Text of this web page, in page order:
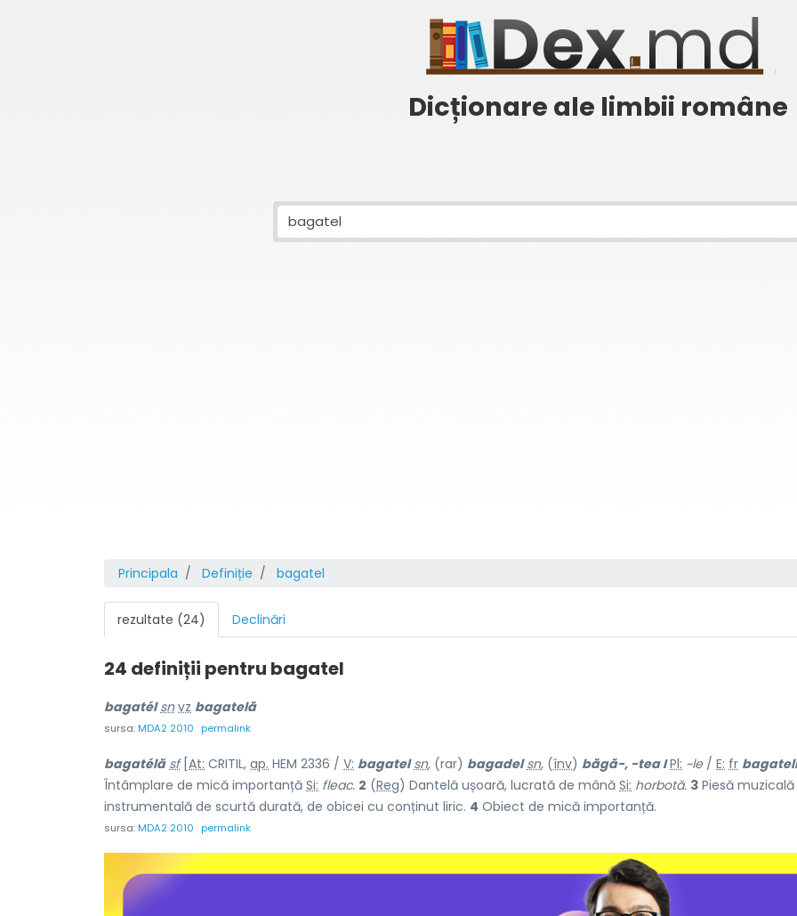
Dicționare ale limbii române
Principala Definiție bagatel
rezultate (24) Declinări
24 definiții pentru bagatel
bagatél sn vz bagatelă
sursa:MDA2 2010 permalink
bagatélă sf[ At: CRITIL, ap. HEM 2336 / V: bagatel sn, (rar) bagadel sn, (înv) băgă-, -tea I Pl: ~le/ E: fr
Întâmplare de mică importanță Si: fleac. 2 (Reg) Dantelă ușoară, lucrată de mână Si: horbotă. 3 Piesă muzicală
instrumentală de scurtă durată, de obicei cu conținut liric. 4 Obiect de mică importanță.
sursa:MDA2 2010 permalink